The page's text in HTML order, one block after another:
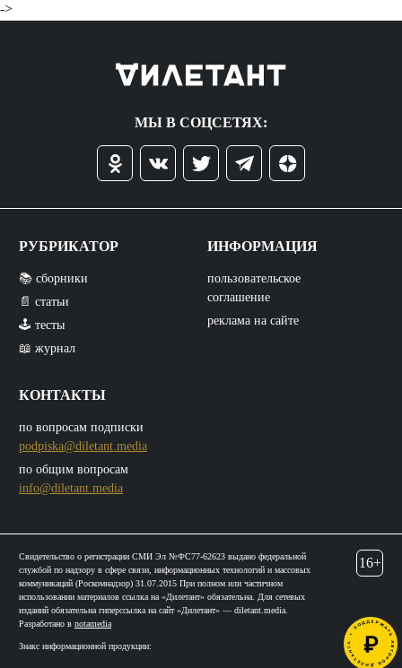
->
МЫ В СОЦСЕТЯХ:
РУБРИКАТОР
📚 сборники
📄 статьи
🕹️ тесты
📖 журнал
КОНТАКТЫ
по вопросам подписки
podpiska@diletant.media
по общим вопросам
info@diletant.media
ИНФОРМАЦИЯ
пользовательское
соглашение
реклама на сайте
Свидетельство о регистрации СМИ Эл №ФС77-62623 выдано федеральной
службой по надзору в сфере связи, информационных технологий и массовых
коммуникаций (Роскомнадзор) 31.07.2015 При полном или частичном
использовании материалов ссылка на «Дилетант» обязательна. Для сетевых
изданий обязательна гиперссылка на сайт «Дилетант» — diletant.media.
Разработано в notamedia
Знакс информационной продукции:
16+